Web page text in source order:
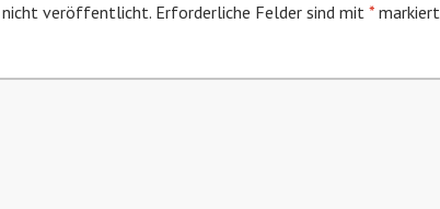
nicht veröffentlicht. Erforderliche Felder sind mit * markiert